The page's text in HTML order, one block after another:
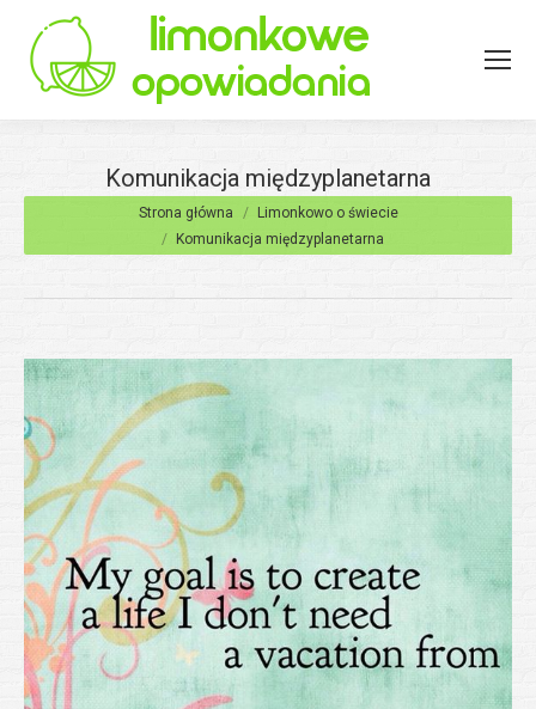
Komunikacja międzyplanetarna
Strona główna
Limonkowo o świecie
Komunikacja międzyplanetarna